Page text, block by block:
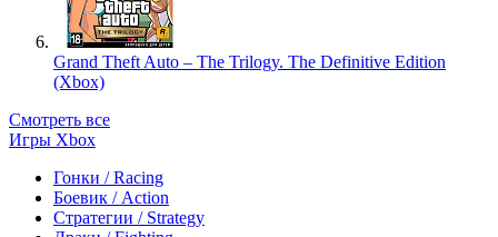
Grand Theft Auto – The Trilogy. The Definitive Edition
(Xbox)
Смотреть все
Игры Xbox
Гонки / Racing
Боевик / Action
Стратегии / Strategy